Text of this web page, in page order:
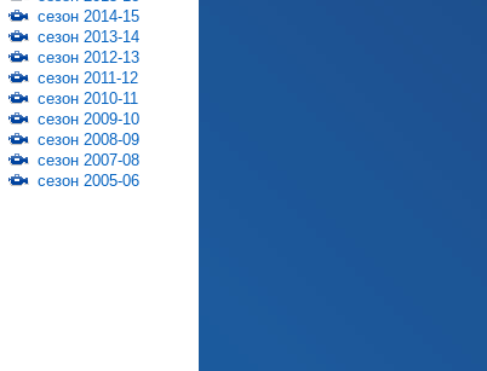
сезон 2014-15
сезон 2013-14
сезон 2012-13
сезон 2011-12
сезон 2010-11
сезон 2009-10
сезон 2008-09
сезон 2007-08
сезон 2005-06